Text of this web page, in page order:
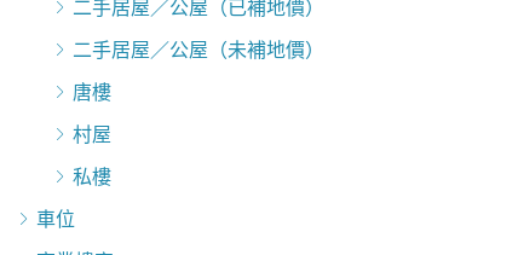
二手居屋／公屋（已補地價）
二手居屋／公屋（未補地價）
唐樓
村屋
私樓
車位